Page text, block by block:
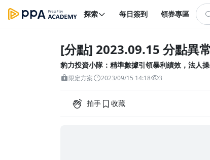
探索 每日簽到 領券專區
[分點] 2023.09.15 分點異
豹力投資小隊：精準數據引領暴利績效，法人
限定方案 2023/09/15 14:18 3
拍手 收藏